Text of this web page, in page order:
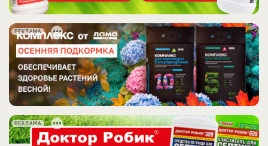
РЕКЛАМА
РЕКЛАМА